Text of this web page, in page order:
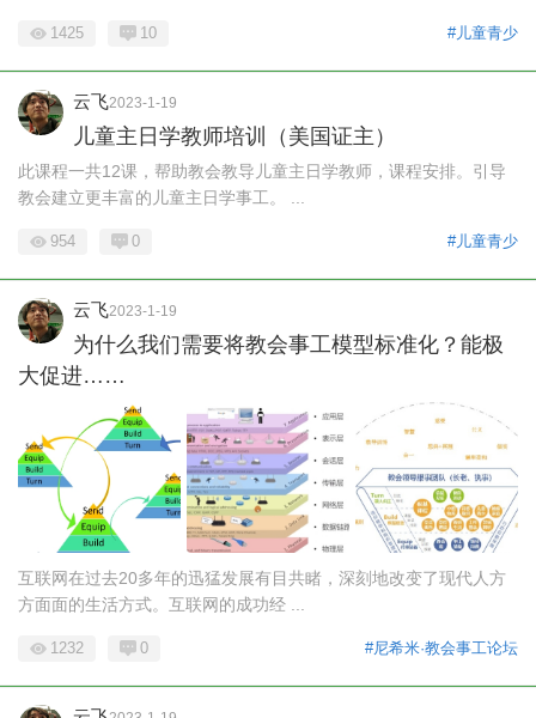
#儿童青少
1425 10
云飞2023-1-19
儿童主日学教师培训（美国证主）
此课程一共12课，帮助教会教导儿童主日学教师，课程安排。引导
教会建立更丰富的儿童主日学事工。 ...
#儿童青少
954 0
云飞2023-1-19
为什么我们需要将教会事工模型标准化？能极
大促进……
互联网在过去20多年的迅猛发展有目共睹，深刻地改变了现代人方
方面面的生活方式。互联网的成功经 ...
#尼希米·教会事工论坛
1232 0